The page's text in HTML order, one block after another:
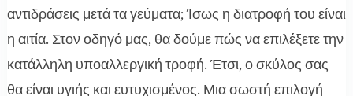
αντιδράσεις μετά τα γεύματα; Ίσως η διατροφή του είναι
η αιτία. Στον οδηγό μας, θα δούμε πώς να επιλέξετε την
κατάλληλη υποαλλεργική τροφή. Έτσι, ο σκύλος σας
θα είναι υγιής και ευτυχισμένος. Μια σωστή επιλογή